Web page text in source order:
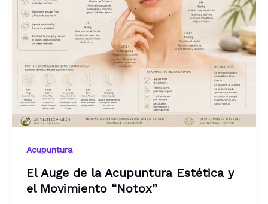
Acupuntura
El Auge de la Acupuntura Estética y
el Movimiento “Notox”